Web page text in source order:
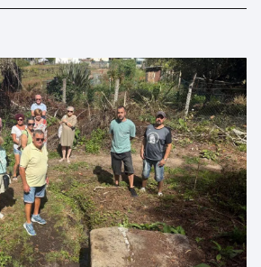
en su vivienda de